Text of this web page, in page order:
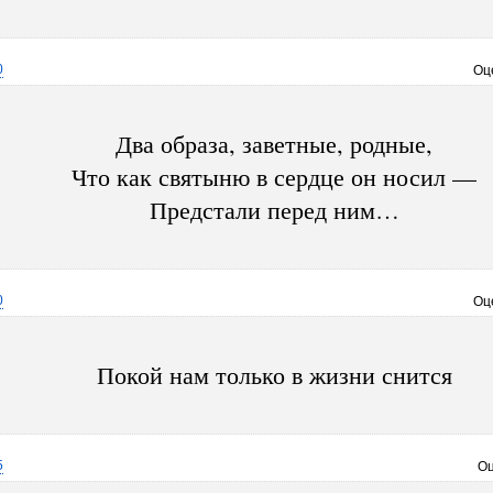
Два образа, заветные, родные,
Что как святыню в сердце он носил —
Предстали перед ним…
Покой нам только в жизни снится